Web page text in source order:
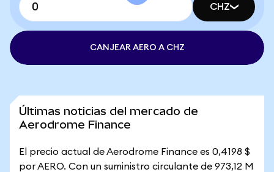
CHZ
CANJEAR AERO A CHZ
Últimas noticias del mercado de
Aerodrome Finance
El precio actual de Aerodrome Finance es 0,4198 $
por AERO. Con un suministro circulante de 973,12 M